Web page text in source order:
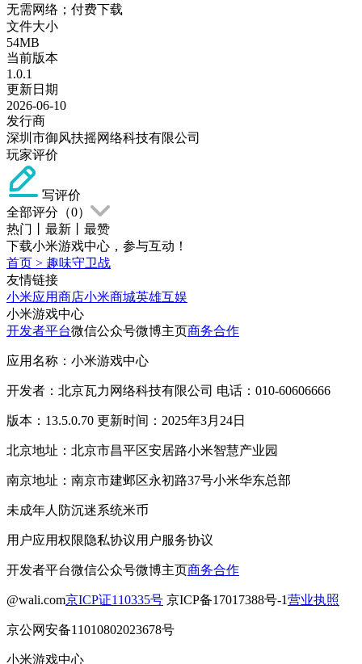
无需网络；付费下载
文件大小
54MB
当前版本
1.0.1
更新日期
2026-06-10
发行商
深圳市御风扶摇网络科技有限公司
玩家评价
写评价
全部评分（0）
热门
最新
最赞
下载小米游戏中心，参与互动！
首页 > 趣味守卫战
友情链接
小米应用商店小米商城英雄互娱
小米游戏中心
开发者平台微信公众号微博主页商务合作
应用名称：小米游戏中心
开发者：北京瓦力网络科技有限公司 电话：010-60606666
版本：13.5.0.70 更新时间：2025年3月24日
北京地址：北京市昌平区安居路小米智慧产业园
南京地址：南京市建邺区永初路37号小米华东总部
未成年人防沉迷系统米币
用户应用权限隐私协议用户服务协议
开发者平台微信公众号微博主页商务合作
@wali.com京ICP证110335号 京ICP备17017388号-1营业执照
京公网安备11010802023678号
小米游戏中心